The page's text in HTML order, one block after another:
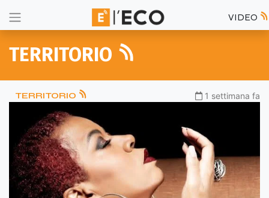
VIDEO
TERRITORIO
TERRITORIO 1 settimana fa